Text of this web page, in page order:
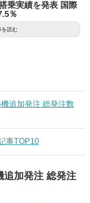
乗実績を発表 国際
％
を読む
追加発注 総発注数
事TOP10
追加発注 総発注